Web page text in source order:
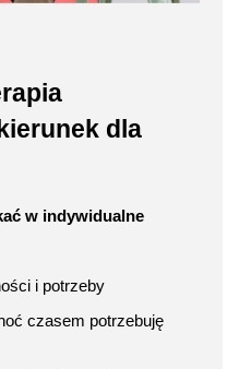
dla
w indywidualne
i potrzeby
czasem potrzebuję